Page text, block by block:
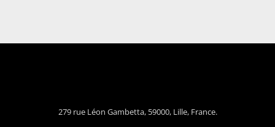
279 rue Léon Gambetta, 59000, Lille, France.